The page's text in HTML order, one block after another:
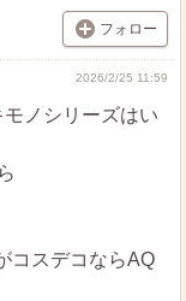
フォロー
2026/2/25 11:59
ノシリーズはい
コスデコならAQ